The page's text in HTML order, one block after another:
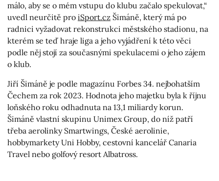
málo, aby se o mém vstupu do klubu začalo spekulovat,“
uvedl neurčitě pro iSport.cz Šimáně, který má po
radnici vyžadovat rekonstrukci městského stadionu, na
kterém se teď hraje liga a jeho vyjádření k této věci
podle něj stojí za současnými spekulacemi o jeho zájem
o klub.
Jiří Šimáně je podle magazínu Forbes 34. nejbohatším
Čechem za rok 2023. Hodnota jeho majetku byla k říjnu
loňského roku odhadnuta na 13,1 miliardy korun.
Šimáně vlastní skupinu Unimex Group, do níž patří
třeba aerolinky Smartwings, České aerolinie,
hobbymarkety Uni Hobby, cestovní kancelář Canaria
Travel nebo golfový resort Albatross.